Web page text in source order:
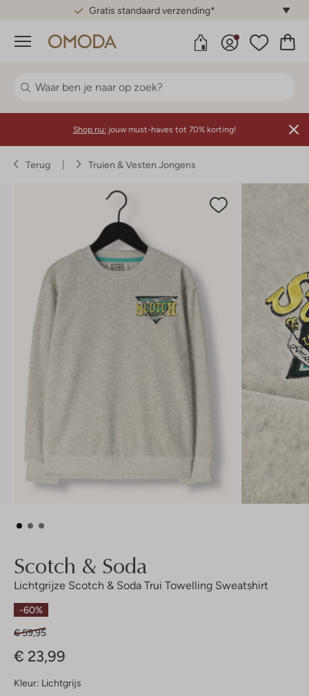
Gratis standaard verzending*
Menu
Shop nu: jouw must-haves tot 70% korting!
Terug Truien & Vesten Jongens
Scotch & Soda
Lichtgrijze Scotch & Soda Trui Towelling Sweatshirt
-60%
€ 59,95
€ 23,99
Kleur: Lichtgrijs